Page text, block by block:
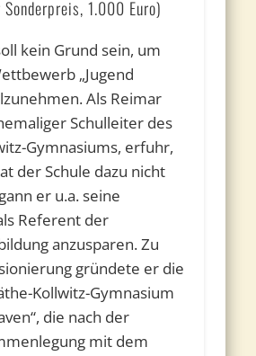
1.000 Euro)
kein Grund sein, um
„Jugend
Als Reimar
Schulleiter des
Gymnasiums, erfuhr,
der Schule dazu nicht
er u.a. seine
Referent der
anzusparen. Zu
gründete er die
Kollwitz-Gymnasium
die nach der
mit dem